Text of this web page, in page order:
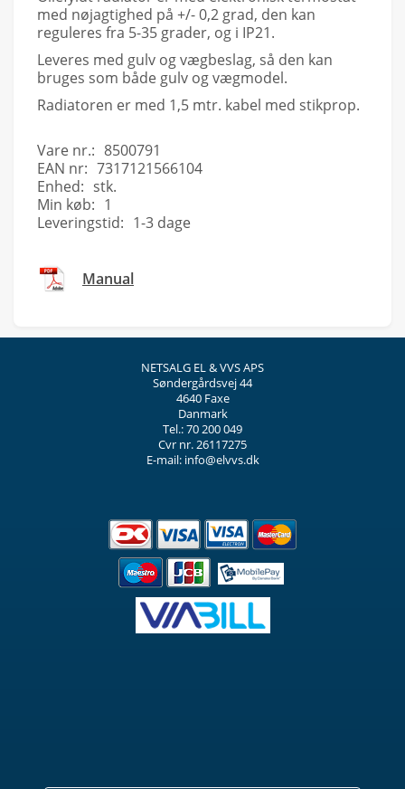
med nøjagtighed på +/- 0,2 grad, den kan
reguleres fra 5-35 grader, og i IP21.
Leveres med gulv og vægbeslag, så den kan
bruges som både gulv og vægmodel.
Radiatoren er med 1,5 mtr. kabel med stikprop.
Vare nr.: 8500791
EAN nr: 7317121566104
Enhed: stk.
Min køb: 1
Leveringstid: 1-3 dage
Manual
NETSALG EL & VVS APS
Søndergårdsvej 44
4640 Faxe
Danmark
Tel.: 70 200 049
Cvr nr. 26117275
E-mail: info@elvvs.dk